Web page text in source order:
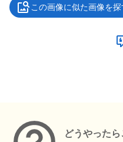
この画像に似た画像を探
どうやった